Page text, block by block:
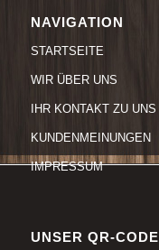
NAVIGATION
STARTSEITE
WIR ÜBER UNS
IHR KONTAKT ZU UNS
KUNDENMEINUNGEN
IMPRESSUM
UNSER QR-CODE